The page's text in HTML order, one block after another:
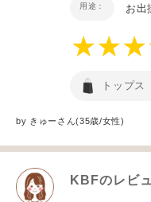
用途： お出
トップス
by きゅー さん(35歳/女性)
KBFのレビ